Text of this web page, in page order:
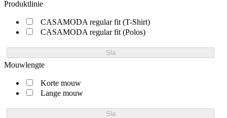
Produktlinie
CASAMODA regular fit (T-Shirt)
CASAMODA regular fit (Polos)
Sla
Mouwlengte
Korte mouw
Lange mouw
Sla